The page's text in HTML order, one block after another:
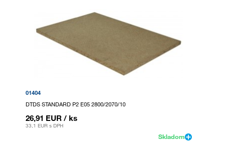
01404
DTDS STANDARD P2 E05 2800/2070/10
26,91 EUR / ks
33,1 EUR s DPH
Skladom